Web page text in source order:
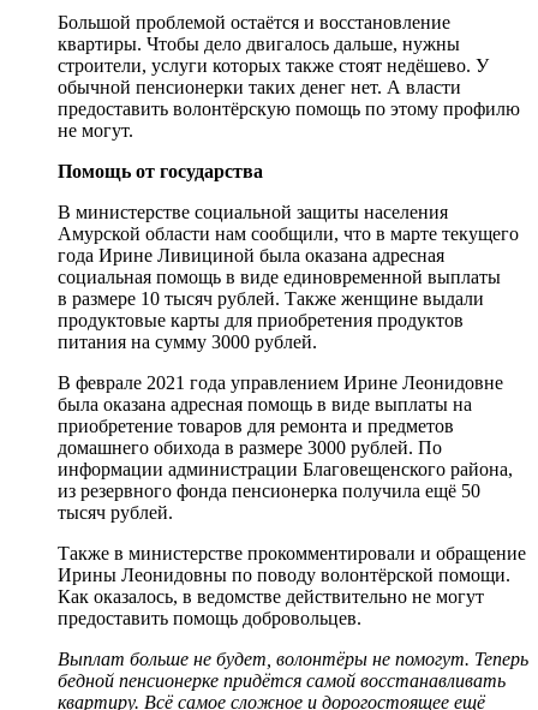
Большой проблемой остаётся и восстановление
квартиры. Чтобы дело двигалось дальше, нужны
строители, услуги которых также стоят недёшево. У
обычной пенсионерки таких денег нет. А власти
предоставить волонтёрскую помощь по этому профилю
не могут.
Помощь от государства
В министерстве социальной защиты населения
Амурской области нам сообщили, что в марте текущего
года Ирине Ливициной была оказана адресная
социальная помощь в виде единовременной выплаты
в размере 10 тысяч рублей. Также женщине выдали
продуктовые карты для приобретения продуктов
питания на сумму 3000 рублей.
В феврале 2021 года управлением Ирине Леонидовне
была оказана адресная помощь в виде выплаты на
приобретение товаров для ремонта и предметов
домашнего обихода в размере 3000 рублей. По
информации администрации Благовещенского района,
из резервного фонда пенсионерка получила ещё 50
тысяч рублей.
Также в министерстве прокомментировали и обращение
Ирины Леонидовны по поводу волонтёрской помощи.
Как оказалось, в ведомстве действительно не могут
предоставить помощь добровольцев.
Выплат больше не будет, волонтёры не помогут. Теперь
бедной пенсионерке придётся самой восстанавливать
квартиру. Всё самое сложное и дорогостоящее ещё